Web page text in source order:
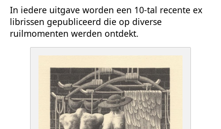
In iedere uitgave worden een 10-tal recente ex
librissen gepubliceerd die op diverse
ruilmomenten werden ontdekt.